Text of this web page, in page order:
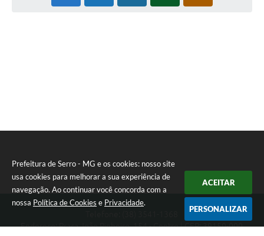
Prefeitura de Serro - MG e os cookies: nosso site
usa cookies para melhorar a sua experiência de
navegação. Ao continuar você concorda com a
nossa Política de Cookies e Privacidade.
ACEITAR
PERSONALIZAR
Endereço: Praça João Pinheiro, 154 - Centro | CEP: 39150-000